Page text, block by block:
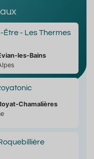
Être - Les Thermes
les-Bains
Chamalières